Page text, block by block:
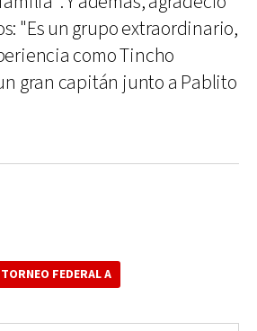
"Es un grupo extraordinario,
como Tincho
gran capitán junto a Pablito
TORNEO FEDERAL A